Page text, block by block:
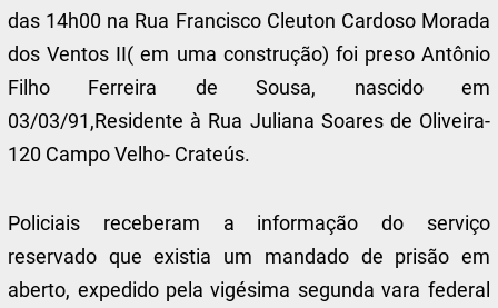
das 14h00 na Rua Francisco Cleuton Cardoso Morada
dos Ventos II( em uma construção) foi preso Antônio
Filho Ferreira de Sousa, nascido em
03/03/91,Residente à Rua Juliana Soares de Oliveira-
120 Campo Velho- Crateús.
Policiais receberam a informação do serviço
reservado que existia um mandado de prisão em
aberto, expedido pela vigésima segunda vara federal